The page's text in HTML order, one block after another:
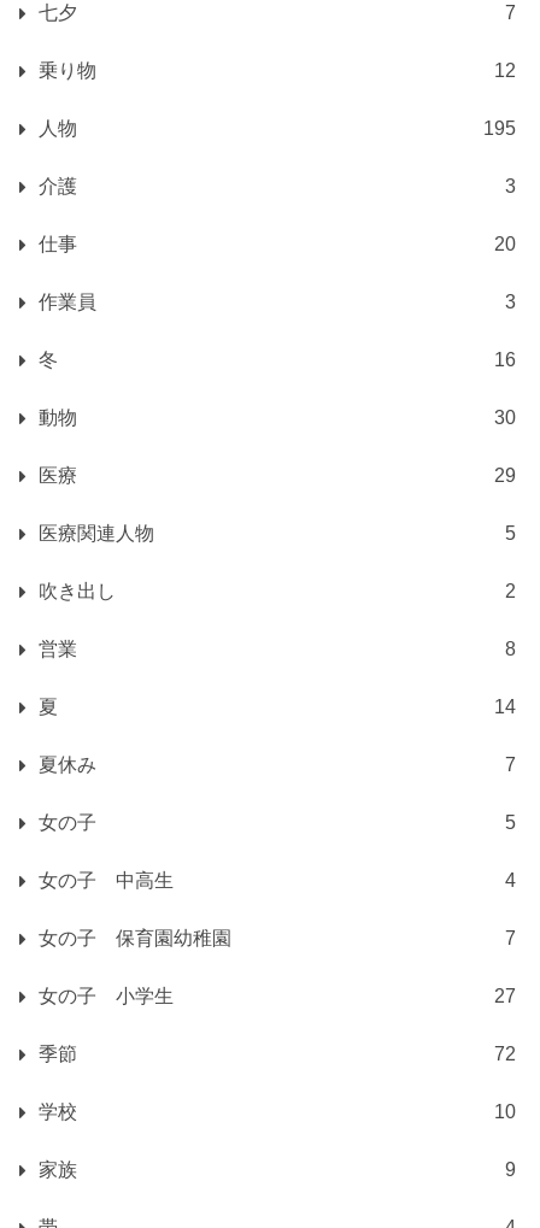
七夕 7
乗り物 12
人物 195
介護 3
仕事 20
作業員 3
冬 16
動物 30
医療 29
医療関連人物 5
吹き出し 2
営業 8
夏 14
夏休み 7
女の子 5
女の子 中高生 4
女の子 保育園幼稚園 7
女の子 小学生 27
季節 72
学校 10
家族 9